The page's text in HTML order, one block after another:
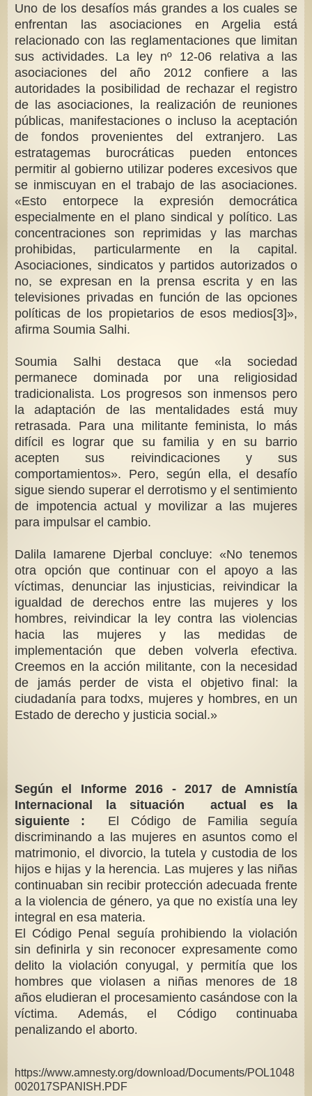
Uno de los desafíos más grandes a los cuales se
enfrentan las asociaciones en Argelia está
relacionado con las reglamentaciones que limitan
sus actividades. La ley nº 12-06 relativa a las
asociaciones del año 2012 confiere a las
autoridades la posibilidad de rechazar el registro
de las asociaciones, la realización de reuniones
públicas, manifestaciones o incluso la aceptación
de fondos provenientes del extranjero. Las
estratagemas burocráticas pueden entonces
permitir al gobierno utilizar poderes excesivos que
se inmiscuyan en el trabajo de las asociaciones.
«Esto entorpece la expresión democrática
especialmente en el plano sindical y político. Las
concentraciones son reprimidas y las marchas
prohibidas, particularmente en la capital.
Asociaciones, sindicatos y partidos autorizados o
no, se expresan en la prensa escrita y en las
televisiones privadas en función de las opciones
políticas de los propietarios de esos medios[3]»,
afirma Soumia Salhi.
Soumia Salhi destaca que «la sociedad
permanece dominada por una religiosidad
tradicionalista. Los progresos son inmensos pero
la adaptación de las mentalidades está muy
retrasada. Para una militante feminista, lo más
difícil es lograr que su familia y en su barrio
acepten sus reivindicaciones y sus
comportamientos». Pero, según ella, el desafío
sigue siendo superar el derrotismo y el sentimiento
de impotencia actual y movilizar a las mujeres
para impulsar el cambio.
Dalila Iamarene Djerbal concluye: «No tenemos
otra opción que continuar con el apoyo a las
víctimas, denunciar las injusticias, reivindicar la
igualdad de derechos entre las mujeres y los
hombres, reivindicar la ley contra las violencias
hacia las mujeres y las medidas de
implementación que deben volverla efectiva.
Creemos en la acción militante, con la necesidad
de jamás perder de vista el objetivo final: la
ciudadanía para todxs, mujeres y hombres, en un
Estado de derecho y justicia social.»
Según el Informe 2016 - 2017 de Amnistía
Internacional la situación actual es la
siguiente : El Código de Familia seguía
discriminando a las mujeres en asuntos como el
matrimonio, el divorcio, la tutela y custodia de los
hijos e hijas y la herencia. Las mujeres y las niñas
continuaban sin recibir protección adecuada frente
a la violencia de género, ya que no existía una ley
integral en esa materia.
El Código Penal seguía prohibiendo la violación
sin definirla y sin reconocer expresamente como
delito la violación conyugal, y permitía que los
hombres que violasen a niñas menores de 18
años eludieran el procesamiento casándose con la
víctima. Además, el Código continuaba
penalizando el aborto.
https://www.amnesty.org/download/Documents/POL1048
002017SPANISH.PDF